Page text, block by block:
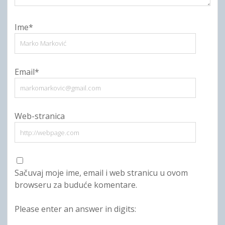
Ime*
Email*
Web-stranica
Sačuvaj moje ime, email i web stranicu u ovom
browseru za buduće komentare.
Please enter an answer in digits: